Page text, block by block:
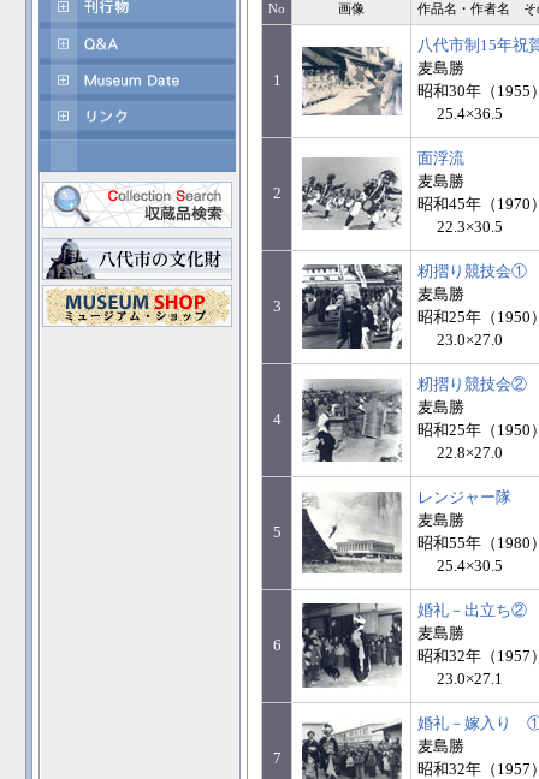
No 画像 作品名・作者名 そ
1
八代市制15年祝
麦島勝
昭和30年（1955
25.4×36.5
2
面浮流
麦島勝
昭和45年（1970
22.3×30.5
3
籾摺り競技会①
麦島勝
昭和25年（1950
23.0×27.0
4
籾摺り競技会②
麦島勝
昭和25年（1950
22.8×27.0
5
レンジャー隊
麦島勝
昭和55年（1980
25.4×30.5
6
婚礼－出立ち②
麦島勝
昭和32年（1957
23.0×27.1
7
婚礼－嫁入り
麦島勝
昭和32年（1957